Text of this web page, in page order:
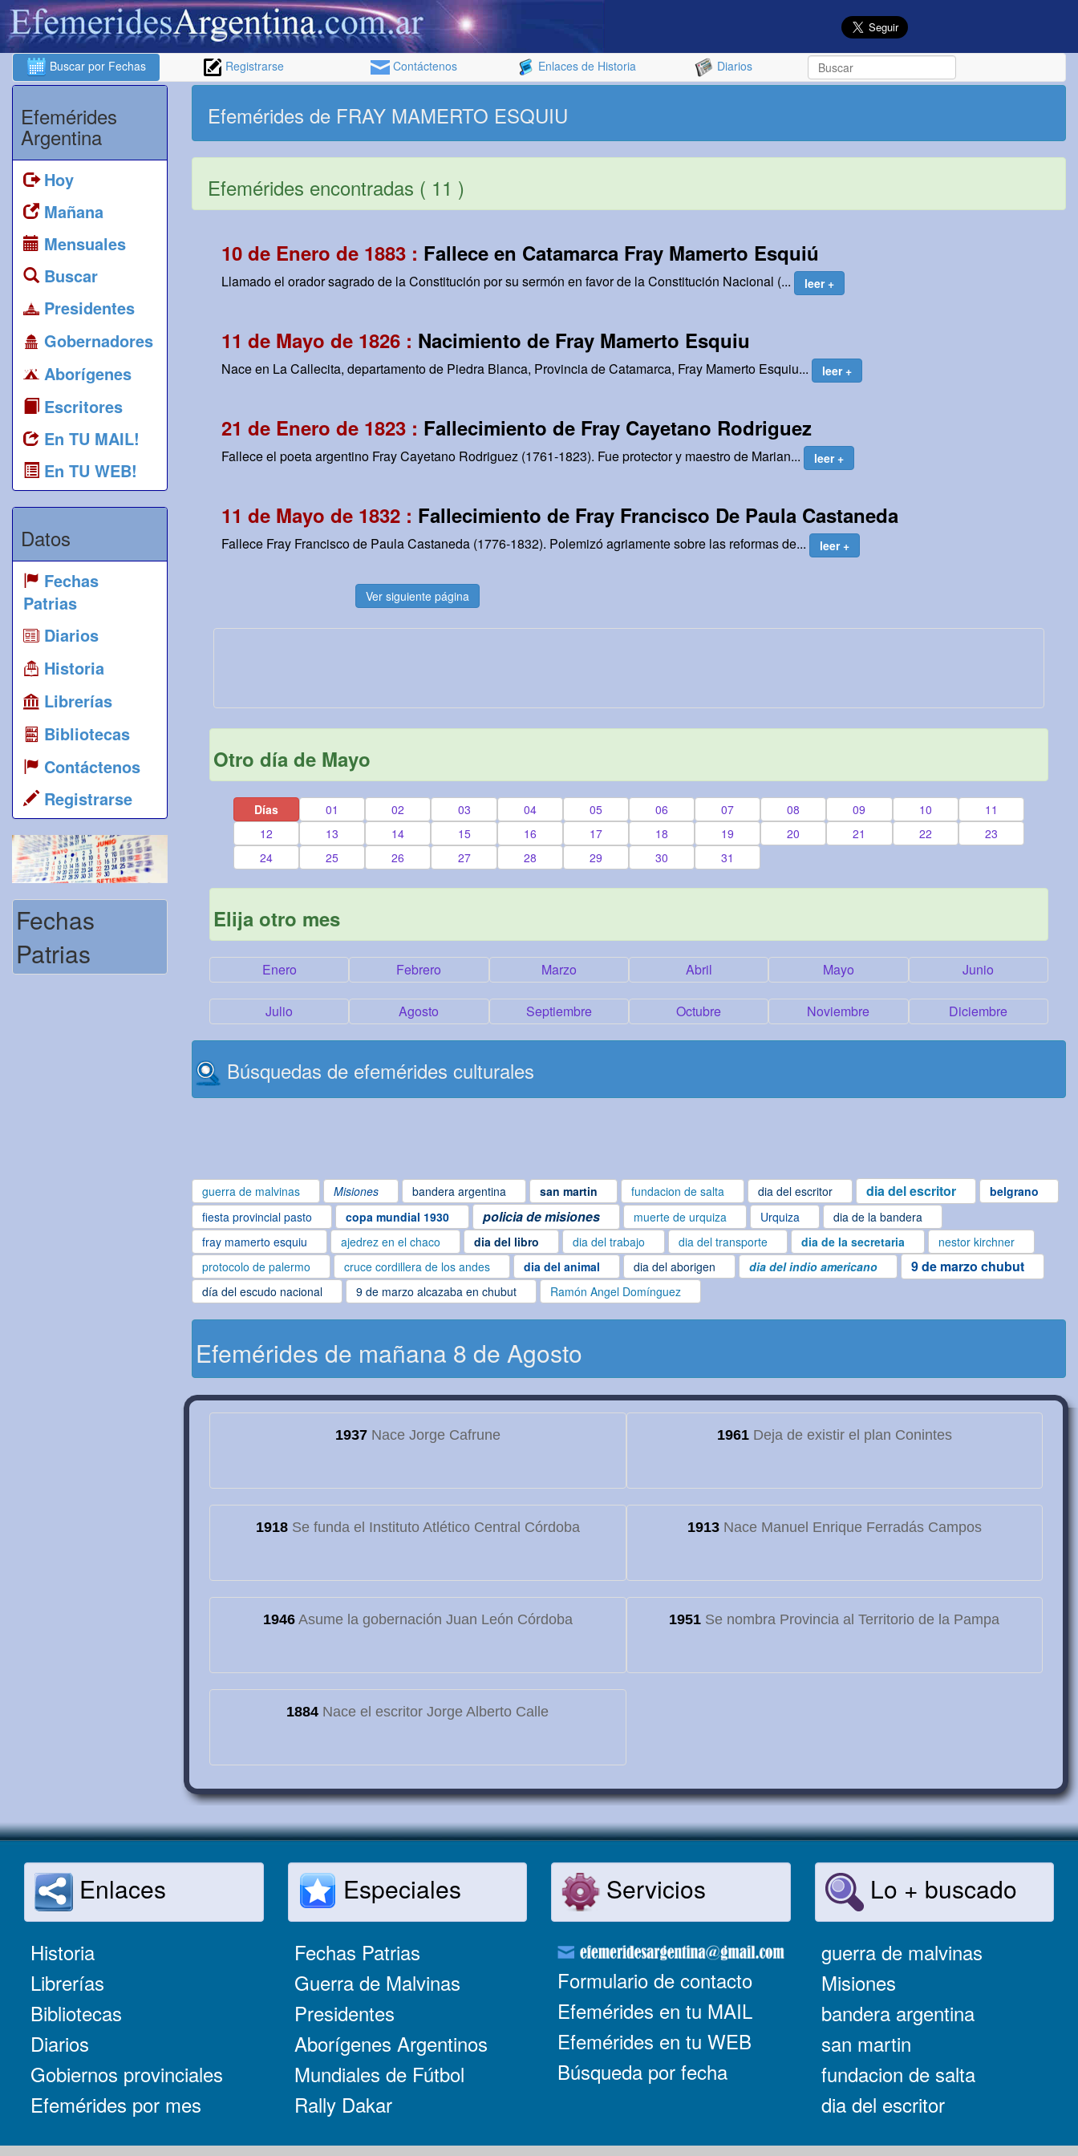
Buscar por Fechas Registrarse Contáctenos Enlaces de Historia Diarios
Efemérides
Argentina
Hoy
Mañana
Mensuales
Buscar
Presidentes
Gobernadores
Aborígenes
Escritores
En TU MAIL!
En TU WEB!
Datos
Fechas
Patrias
Diarios
Historia
Librerías
Bibliotecas
Contáctenos
Registrarse
Fechas
Patrias
Efemérides de FRAY MAMERTO ESQUIU
Efemérides encontradas ( 11 )
10 de Enero de 1883 : Fallece en Catamarca Fray Mamerto Esquiú
Llamado el orador sagrado de la Constitución por su sermón en favor de la Constitución Nacional (... leer +
11 de Mayo de 1826 : Nacimiento de Fray Mamerto Esquiu
Nace en La Callecita, departamento de Piedra Blanca, Provincia de Catamarca, Fray Mamerto Esquiu... leer +
21 de Enero de 1823 : Fallecimiento de Fray Cayetano Rodriguez
Fallece el poeta argentino Fray Cayetano Rodriguez (1761-1823). Fue protector y maestro de Marian... leer +
11 de Mayo de 1832 : Fallecimiento de Fray Francisco De Paula Castaneda
Fallece Fray Francisco de Paula Castaneda (1776-1832). Polemizó agriamente sobre las reformas de... leer +
Ver siguiente página
Otro día de Mayo
Días 01 02 03 04 05 06 07 08 09 10
11
12
13 14 15 16 17 18 19 20 21 22
23
24
25 26 27 28 29 30 31
Elija otro mes
Enero Febrero Marzo Abril Mayo Junio
Julio Agosto Septiembre Octubre Noviembre Diciembre
Búsquedas de efemérides culturales
guerra de malvinas Misiones bandera argentina san martin fundacion de salta dia del escritor dia del escritor
belgrano
fiesta provincial pasto
copa mundial 1930 policia de misiones muerte de urquiza Urquiza
dia de la bandera
fray mamerto esquiu
ajedrez en el chaco dia del libro dia del trabajo dia del transporte dia de la secretaria
nestor kirchner
protocolo de palermo
cruce cordillera de los andes dia del animal dia del aborigen dia del indio americano 9 de marzo chubut
día del escudo nacional 9 de marzo alcazaba en chubut Ramón Angel Domínguez
Efemérides de mañana 8 de Agosto
1937Nace Jorge Cafrune 1961Deja de existir el plan Conintes
1918Se funda el Instituto Atlético Central Córdoba 1913Nace Manuel Enrique Ferradás Campos
1946Asume la gobernación Juan León Córdoba 1951 Se nombra Provincia al Territorio de la Pampa
1884 Nace el escritor Jorge Alberto Calle
Enlaces
Historia
Librerías
Bibliotecas
Diarios
Gobiernos provinciales
Efemérides por mes
Especiales
Fechas Patrias
Guerra de Malvinas
Presidentes
Aborígenes Argentinos
Mundiales de Fútbol
Rally Dakar
Servicios
Formulario de contacto
Efemérides en tu MAIL
Efemérides en tu WEB
Búsqueda por fecha
Lo + buscado
guerra de malvinas
Misiones
bandera argentina
san martin
fundacion de salta
dia del escritor